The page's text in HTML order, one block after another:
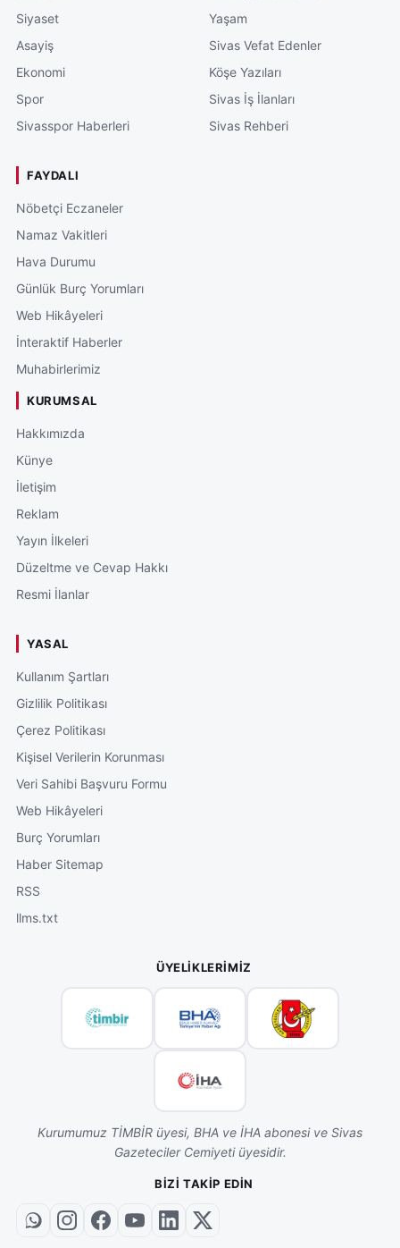
Siyaset
Asayiş
Ekonomi
Spor
Sivasspor Haberleri
Yaşam
Sivas Vefat Edenler
Köşe Yazıları
Sivas İş İlanları
Sivas Rehberi
FAYDALI
Nöbetçi Eczaneler
Namaz Vakitleri
Hava Durumu
Günlük Burç Yorumları
Web Hikâyeleri
İnteraktif Haberler
Muhabirlerimiz
KURUMSAL
Hakkımızda
Künye
İletişim
Reklam
Yayın İlkeleri
Düzeltme ve Cevap Hakkı
Resmi İlanlar
YASAL
Kullanım Şartları
Gizlilik Politikası
Çerez Politikası
Kişisel Verilerin Korunması
Veri Sahibi Başvuru Formu
Web Hikâyeleri
Burç Yorumları
Haber Sitemap
RSS
llms.txt
ÜYELIKLERIMIZ
Kurumumuz TİMBİR üyesi, BHA ve İHA abonesi ve Sivas
Gazeteciler Cemiyeti üyesidir.
BIZI TAKIP EDIN